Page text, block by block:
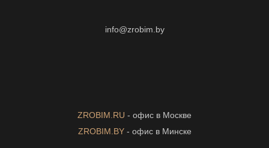
info@zrobim.by
ZROBIM.RU - офис в Москве
ZROBIM.BY- офис в Минске